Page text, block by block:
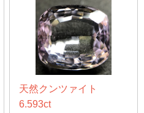
天然クンツァイト
6.593ct